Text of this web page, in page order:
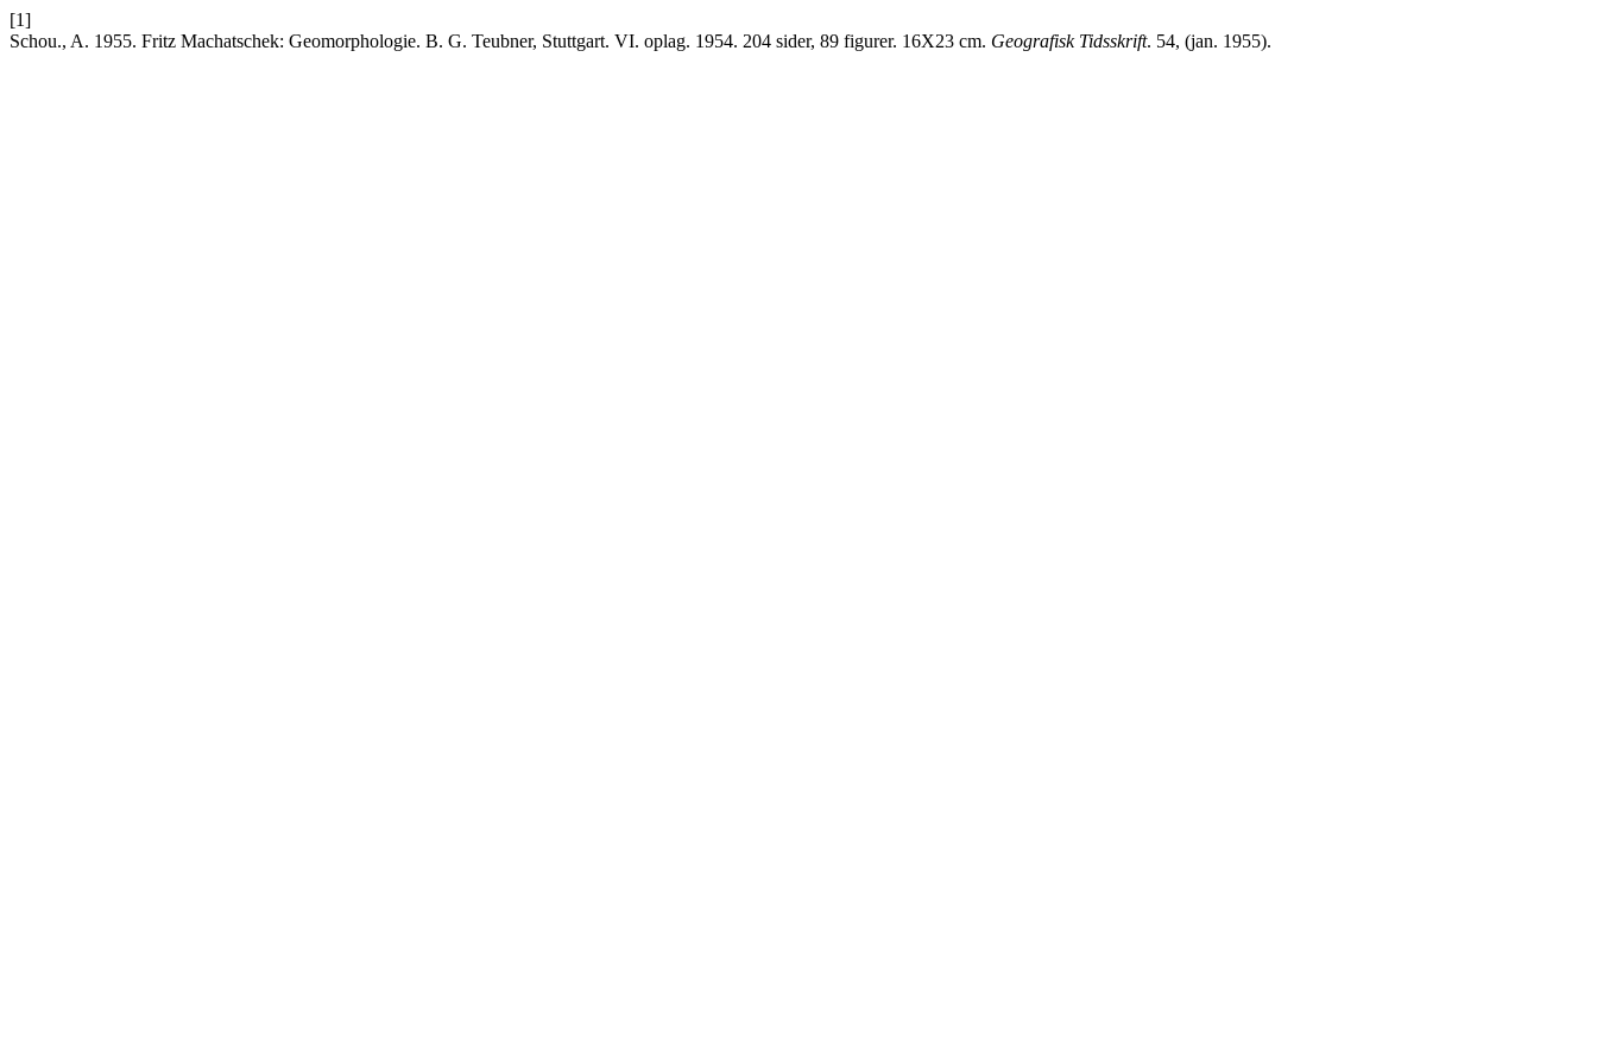
[1]
Schou., A. 1955. Fritz Machatschek: Geomorphologie. B. G. Teubner, Stuttgart. VI. oplag. 1954. 204 sider, 89 figurer. 16X23 cm. Geografisk Tidsskrift. 54, (jan. 1955).